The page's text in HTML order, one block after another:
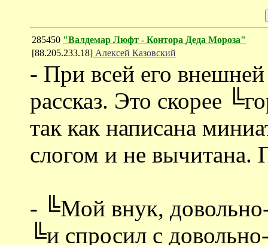
285450 "Валдемар Люфт - Контора Деда Мороза"
[88.205.233.18] Алексей Казовский
- При всей его
рассказ. Это скорее
так как написана
слогом и не вычитана.
- ╚Мой внук,
╚и спросил с